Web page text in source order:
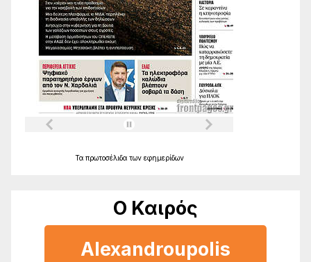
Τα πρωτοσέλιδα των εφημερίδων
Ο Καιρός
Alexandroupolis